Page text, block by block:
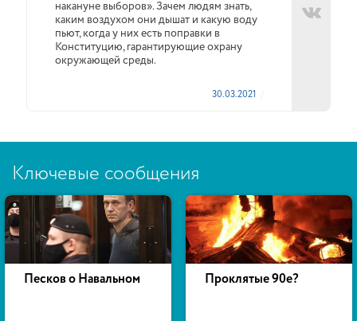
накануне выборов». Зачем людям знать,
каким воздухом они дышат и какую воду
пьют, когда у них есть поправки в
Конституцию, гарантирующие охрану
окружающей среды.
30.03.2021
Ключевые сообщения
Песков о Навальном Проклятые 90е?